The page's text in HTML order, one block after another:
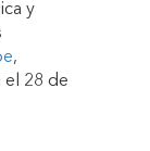
y
,
el 28 de